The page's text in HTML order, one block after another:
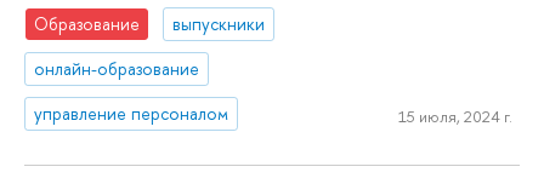
Образование
выпускники
онлайн-образование
управление персоналом
15 июля, 2024 г.